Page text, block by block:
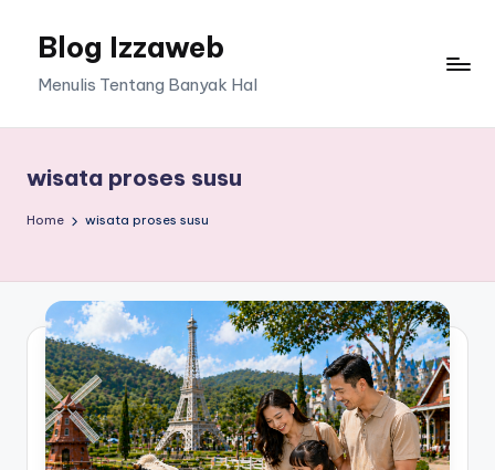
Blog Izzaweb
Menulis Tentang Banyak Hal
wisata proses susu
Home wisata proses susu